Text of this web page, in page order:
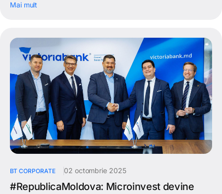
Mai mult
BT CORPORATE 02 octombrie 2025
#RepublicaMoldova: Microinvest devine